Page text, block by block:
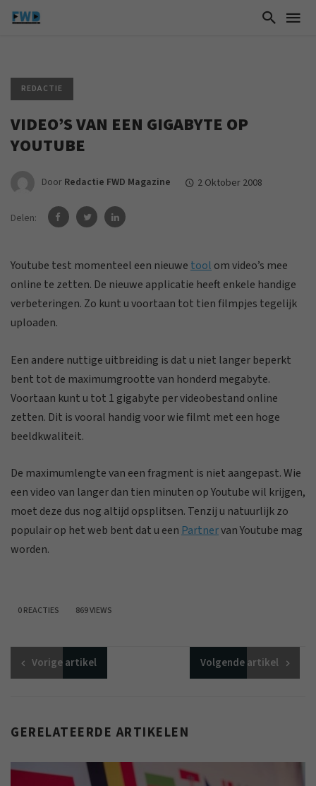
REDACTIE
VIDEO’S VAN EEN GIGABYTE OP
YOUTUBE
Door Redactie FWD Magazine 2 Oktober 2008
Delen:
Youtube test momenteel een nieuwe tool om video’s mee
online te zetten. De nieuwe applicatie heeft enkele handige
verbeteringen. Zo kunt u voortaan tot tien filmpjes tegelijk
uploaden.
Een andere nuttige uitbreiding is dat u niet langer beperkt
bent tot de maximumgrootte van honderd megabyte.
Voortaan kunt u tot 1 gigabyte per videobestand online
zetten. Dit is vooral handig voor wie filmt met een hoge
beeldkwaliteit.
De maximumlengte van een fragment is niet aangepast. Wie
een video van langer dan tien minuten op Youtube wil krijgen,
moet deze dus nog altijd opsplitsen. Tenzij u natuurlijk zo
populair op het web bent dat u een Partnervan Youtube mag
worden.
0 REACTIES 869 VIEWS
Vorigeartikel Volgendeartikel
GERELATEERDE ARTIKELEN